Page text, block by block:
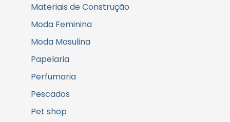
Materiais de Construção
Moda Feminina
Moda Masulina
Papelaria
Perfumaria
Pescados
Pet shop